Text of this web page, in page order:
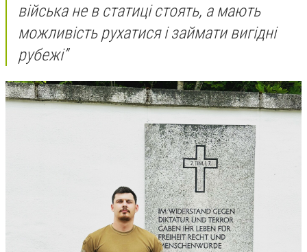
війська не в статиці стоять, а мають
можливість рухатися і займати вигідні
рубежі”